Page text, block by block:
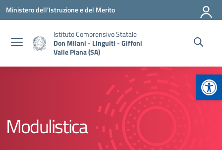
Vai ai contenuti
Vai al menu di navigazione
Vai al footer
Ministero dell'Istruzione e del Merito
Istituto Comprensivo Statale
Don Milani - Linguiti - Giffoni
Valle Piana (SA)
Modulistica